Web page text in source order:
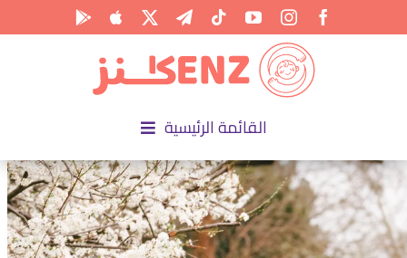
القائمة الرئيسية
الرئيسية
الأكاديمية